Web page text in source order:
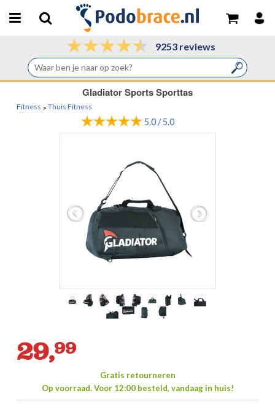
9253 reviews
Gladiator Sports Sporttas
Fitness > Thuis Fitness
5.0 / 5.0
29,99
Gratis retourneren
Op voorraad.Voor 12:00 besteld, vandaag in huis!